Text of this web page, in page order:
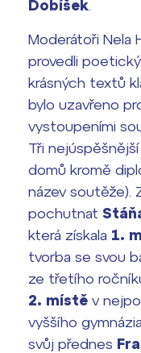
Termíny
Dobíšek
Moderátoři Nela
provedli
krásných textů
bylo uzavřeno
vystoupeními
Tři
domů kromě
název soutěže).
pochutnat
která získala 1.
tvorba se svou
ze třetího
2. místě v
vyššího gymnázia.
svůj přednes